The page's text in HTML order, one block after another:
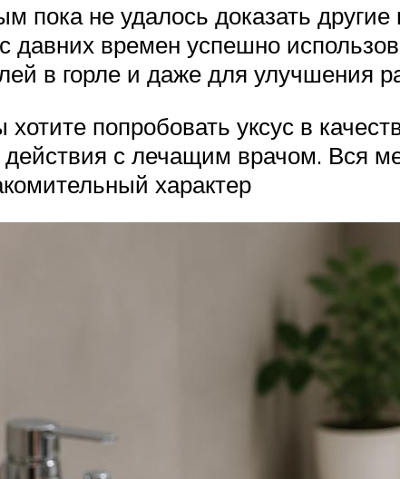
пока не удалось доказать
давних времен успешно
в горле и даже для улучшения
попробовать уксус в
действия с лечащим врачом. Вся
характер